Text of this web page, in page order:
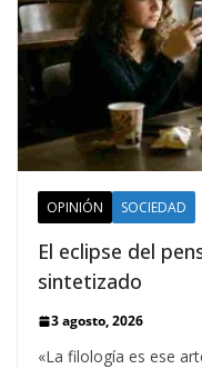
OPINIÓN SOCIEDAD
El eclipse del
sintetizado
3 agosto, 2026
«La filología es ese